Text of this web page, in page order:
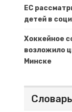
ЕС
детей в
Хоккейное
возложило
Минске
Словарь